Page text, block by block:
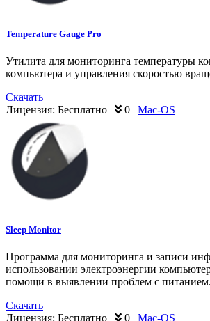
Temperature Gauge Pro
Утилита для мониторинга температуры
компьютера и управления скоростью
Скачать
Лицензия: Бесплатно 0 Mac-OS
Sleep Monitor
Программа для мониторинга и записи
использовании электроэнергии
помощи в выявлении проблем с питанием.
Скачать
Лицензия: Бесплатно | 0 | Mac-OS